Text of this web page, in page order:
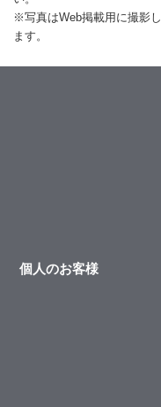
※写真はWeb掲載用に撮影
ます。
個人のお客様